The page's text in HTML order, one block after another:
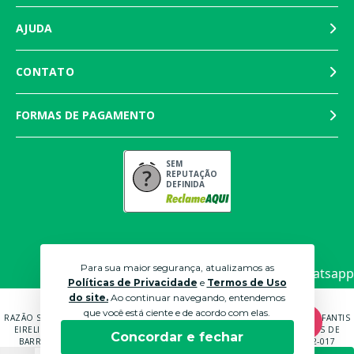
Para sua maior segurança, atualizamos as
Políticas de Privacidade e Termos de Uso
do site. Ao continuar navegando, entendemos
que você está ciente e de acordo com elas.
Concordar e fechar
AJUDA
CONTATO
FORMAS DE PAGAMENTO
SEM
REPUTAÇÃO
DEFINIDA
RAZÃO SOCIAL: MARTINS PANTALEÃO COMÉRCIO DE MÓVEIS E ROUPAS INFANTIS
EIRELI EPP CNPJ: 04.591.672/0001-70 ENDEREÇO: RUA ANTÔNIO CARLOS DE
BARROS BRUNI, 232, QUADRA B LOTE 14 SOROCABA - SP - CEP: 18052-017